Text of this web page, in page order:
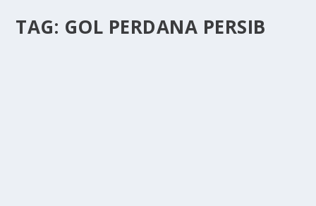
TAG: GOL PERDANA PERSIB